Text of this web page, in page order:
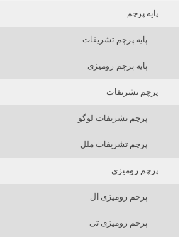
پایه پرچم
پایه پرچم تشریفات
پایه پرچم رومیزی
پرچم تشریفات
پرچم تشریفات لوگو
پرچم تشریفات ملل
پرچم رومیزی
پرچم رومیزی ال
پرچم رومیزی تی